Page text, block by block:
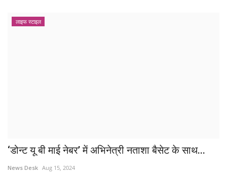
लाइफ स्टाइल
‘डोन्ट यू बी माई नेबर’ में अभिनेत्री नताशा बैसेट के साथ...
News Desk Aug 15, 2024